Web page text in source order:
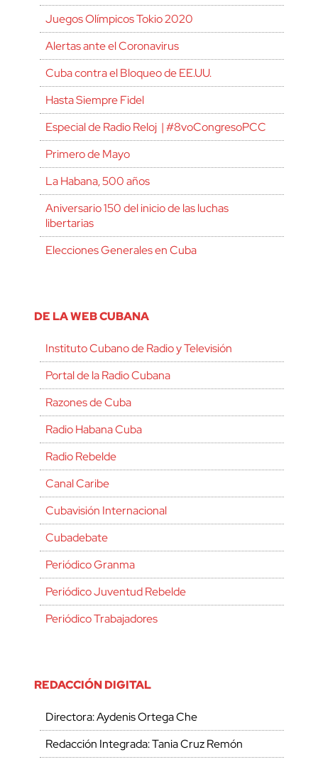
Juegos Olímpicos Tokio 2020
Alertas ante el Coronavirus
Cuba contra el Bloqueo de EE.UU.
Hasta Siempre Fidel
Especial de Radio Reloj | #8voCongresoPCC
Primero de Mayo
La Habana, 500 años
Aniversario 150 del inicio de las luchas
libertarias
Elecciones Generales en Cuba
DE LA WEB CUBANA
Instituto Cubano de Radio y Televisión
Portal de la Radio Cubana
Razones de Cuba
Radio Habana Cuba
Radio Rebelde
Canal Caribe
Cubavisión Internacional
Cubadebate
Periódico Granma
Periódico Juventud Rebelde
Periódico Trabajadores
REDACCIÓN DIGITAL
Directora: Aydenis Ortega Che
Redacción Integrada: Tania Cruz Remón